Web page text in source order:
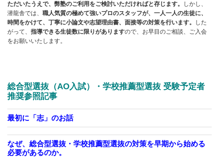
ただいたうえで、弊塾のご利用をご検討いただければと存じます。
しかし、
潜龍舎では、 職人気質の極めて強いプロのスタッフが、一人一人の生徒に、
時間をかけて、丁寧に小論文や志望理由書、面接等の対策を行います。
した
がって、 指導できる生徒数に限りがありますので、お早目のご相談、ご入会
をお願いいたします。
総合型選抜（AO入試）・学校推薦型選抜 受験予定者
推奨参照記事
最初に「志」のお話
なぜ、総合型選抜・学校推薦型選抜の対策を早期から始める
必要があるのか。